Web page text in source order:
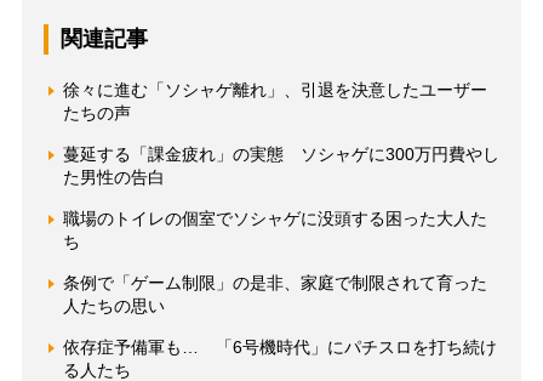
関連記事
徐々に進む「ソシャゲ離れ」、引退を決意したユーザー
たちの声
蔓延する「課金疲れ」の実態 ソシャゲに300万円費やし
た男性の告白
職場のトイレの個室でソシャゲに没頭する困った大人た
ち
条例で「ゲーム制限」の是非、家庭で制限されて育った
人たちの思い
依存症予備軍も… 「6号機時代」にパチスロを打ち続け
る人たち